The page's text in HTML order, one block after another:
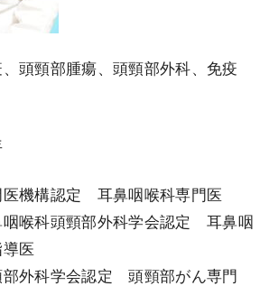
頭頸部腫瘍、頭頸部外科、免疫
機構認定 耳鼻咽喉科専門医
咽喉科頭頸部外科学会認定 耳鼻咽
医
部外科学会認定 頭頸部がん専門